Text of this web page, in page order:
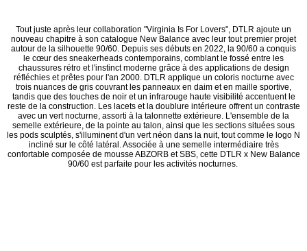
Tout juste après leur collaboration "Virginia Is For Lovers", DTLR ajoute un
nouveau chapitre à son catalogue New Balance avec leur tout premier projet
autour de la silhouette 90/60. Depuis ses débuts en 2022, la 90/60 a conquis
le cœur des sneakerheads contemporains, comblant le fossé entre les
chaussures rétro et l'instinct moderne grâce à des applications de design
réfléchies et prêtes pour l'an 2000. DTLR applique un coloris nocturne avec
trois nuances de gris couvrant les panneaux en daim et en maille sportive,
tandis que des touches de noir et un infrarouge haute visibilité accentuent le
reste de la construction. Les lacets et la doublure intérieure offrent un contraste
avec un vert nocturne, assorti à la talonnette extérieure. L'ensemble de la
semelle extérieure, de la pointe au talon, ainsi que les sections situées sous
les pods sculptés, s'illuminent d'un vert néon dans la nuit, tout comme le logo N
incliné sur le côté latéral. Associée à une semelle intermédiaire très
confortable composée de mousse ABZORB et SBS, cette DTLR x New Balance
90/60 est parfaite pour les activités nocturnes.